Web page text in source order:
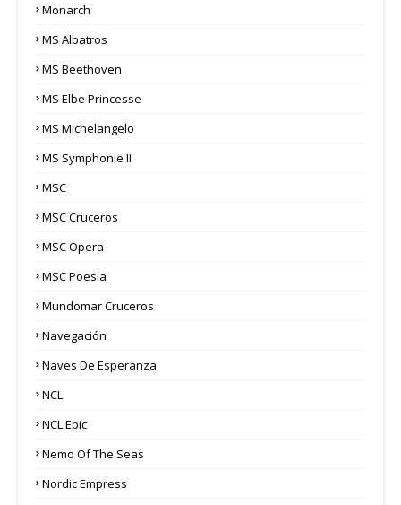
Monarch
MS Albatros
MS Beethoven
MS Elbe Princesse
MS Michelangelo
MS Symphonie II
MSC
MSC Cruceros
MSC Opera
MSC Poesia
Mundomar Cruceros
Navegación
Naves De Esperanza
NCL
NCL Epic
Nemo Of The Seas
Nordic Empress